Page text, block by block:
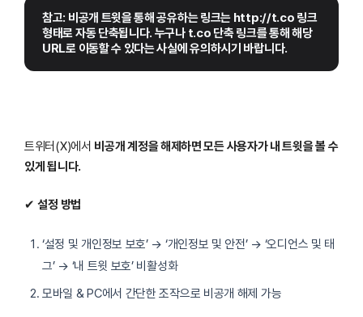
참고: 비공개 트윗을 통해 공유하는 링크는 http://t.co 링크
형태로 자동 단축됩니다. 누구나 t.co 단축 링크를 통해 해당
URL로 이동할 수 있다는 사실에 유의하시기 바랍니다.
트위터(X)에서 비공개 계정을 해제하면 모든 사용자가 내 트윗을 볼 수
있게 됩니다.
✔설정 방법
‘설정 및 개인정보 보호’ → ‘개인정보 및 안전’ → ‘오디언스 및 태
그’ → ‘내 트윗 보호’ 비활성화
모바일 & PC에서 간단한 조작으로 비공개 해제 가능